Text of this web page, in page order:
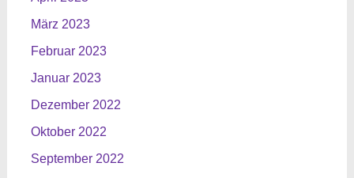
März 2023
Februar 2023
Januar 2023
Dezember 2022
Oktober 2022
September 2022